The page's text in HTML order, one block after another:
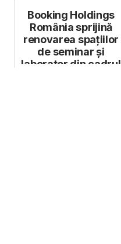
Booking Holdings
România sprijină
renovarea spațiilor
de seminar și
laborator din cadrul